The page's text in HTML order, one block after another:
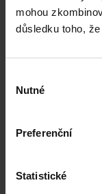
mohou
důsledku toho,
souhlasu
Nutné
Preferenční
Statistické